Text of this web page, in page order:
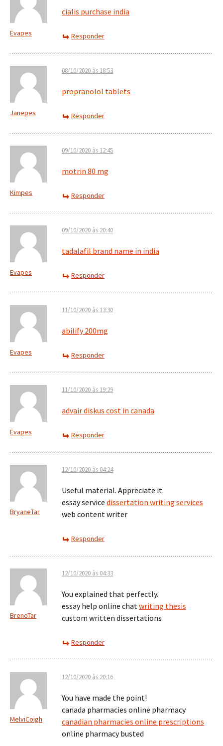
Evapes
cialis purchase india
Responder
Janepes
08/10/2020 às 18:53
propranolol tablets
Responder
Kimpes
09/10/2020 às 12:45
motrin 80 mg
Responder
Evapes
09/10/2020 às 20:40
tadalafil brand name in india
Responder
Evapes
11/10/2020 às 13:30
abilify 200mg
Responder
Evapes
11/10/2020 às 19:29
advair diskus cost in canada
Responder
BryaneTar
12/10/2020 às 04:24
Useful material. Appreciate it.
essay service dissertation writing services
web content writer
Responder
BrenoTar
12/10/2020 às 04:33
You explained that perfectly.
essay help online chatwriting thesis
custom written dissertations
Responder
MelviCoigh
12/10/2020 às 20:16
You have made the point!
canada pharmacies online pharmacy
canadian pharmacies online prescriptions
online pharmacy busted